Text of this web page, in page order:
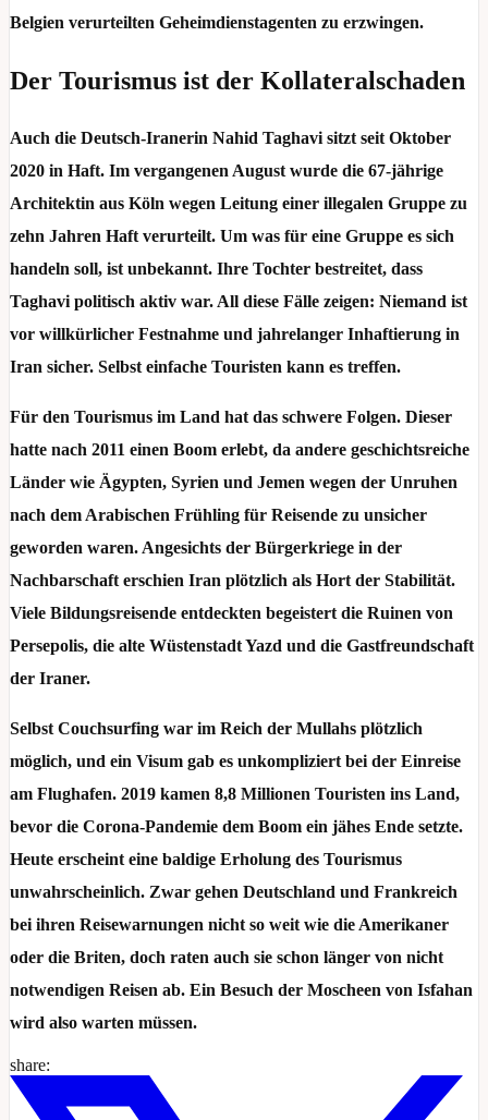
Belgien verurteilten Geheimdienstagenten zu erzwingen.
Der Tourismus ist der Kollateralschaden
Auch die Deutsch-Iranerin Nahid Taghavi sitzt seit Oktober
2020 in Haft. Im vergangenen August wurde die 67-jährige
Architektin aus Köln wegen Leitung einer illegalen Gruppe zu
zehn Jahren Haft verurteilt. Um was für eine Gruppe es sich
handeln soll, ist unbekannt. Ihre Tochter bestreitet, dass
Taghavi politisch aktiv war. All diese Fälle zeigen: Niemand ist
vor willkürlicher Festnahme und jahrelanger Inhaftierung in
Iran sicher. Selbst einfache Touristen kann es treffen.
Für den Tourismus im Land hat das schwere Folgen. Dieser
hatte nach 2011 einen Boom erlebt, da andere geschichtsreiche
Länder wie Ägypten, Syrien und Jemen wegen der Unruhen
nach dem Arabischen Frühling für Reisende zu unsicher
geworden waren. Angesichts der Bürgerkriege in der
Nachbarschaft erschien Iran plötzlich als Hort der Stabilität.
Viele Bildungsreisende entdeckten begeistert die Ruinen von
Persepolis, die alte Wüstenstadt Yazd und die Gastfreundschaft
der Iraner.
Selbst Couchsurfing war im Reich der Mullahs plötzlich
möglich, und ein Visum gab es unkompliziert bei der Einreise
am Flughafen. 2019 kamen 8,8 Millionen Touristen ins Land,
bevor die Corona-Pandemie dem Boom ein jähes Ende setzte.
Heute erscheint eine baldige Erholung des Tourismus
unwahrscheinlich. Zwar gehen Deutschland und Frankreich
bei ihren Reisewarnungen nicht so weit wie die Amerikaner
oder die Briten, doch raten auch sie schon länger von nicht
notwendigen Reisen ab. Ein Besuch der Moscheen von Isfahan
wird also warten müssen.
share: